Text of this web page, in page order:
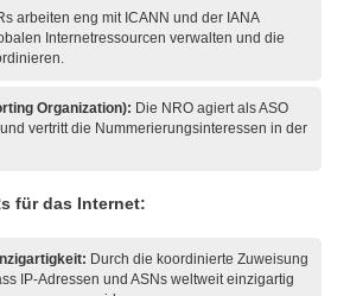
arbeiten eng mit ICANN und der IANA
Internetressourcen verwalten und die
Organization): Die NRO agiert als ASO
vertritt die Nummerierungsinteressen in der
für das Internet:
Durch die koordinierte Zuweisung
IP-Adressen und ASNs weltweit einzigartig